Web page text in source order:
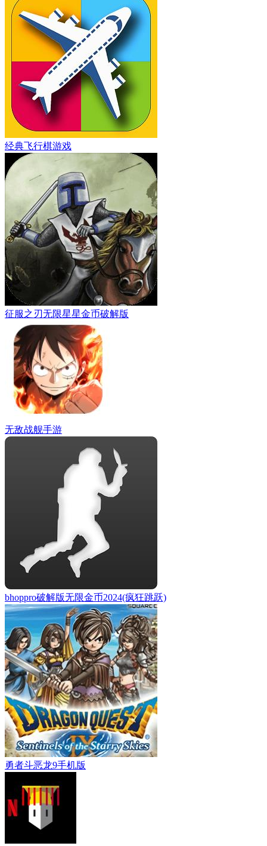
经典飞行棋游戏
征服之刃无限星星金币破解版
无敌战舰手游
bhoppro破解版无限金币2024(疯狂跳跃)
勇者斗恶龙9手机版